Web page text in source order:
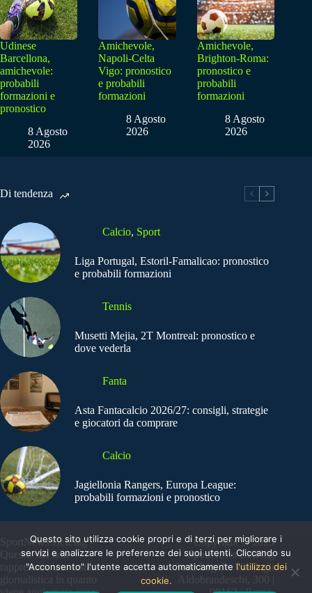
Udinese
Barcellona,
amichevole:
probabili
formazioni e
pronostico
8 Agosto
2026
Amichevole,
Napoli-Celta
Vigo: pronostico
e probabili
formazioni
8 Agosto
2026
Amichevole,
Brighton-Roma:
pronostico e
probabili
formazioni
8 Agosto
2026
Di tendenza
Calcio, Sport
Liga Portugal, Estoril-Famalicao: pronostico
e probabili formazioni
Tennis
Musetti Mejia, 2T Montreal: pronostico e
dove vederla
Fanta
Asta Fantacalcio 2026/27: consigli, strategie
e giocatori da comprare
Calcio
Jagiellonia Rangers, Europa League:
probabili formazioni e pronostico
SportNews.BetFlag -
Questo sito non
rappresenta una testata
giornalistica in quanto
Copyright © 2025
SportNews BetFlag
Sede Legale: Via degli
Aldobrandeschi, 300 |
Questo sito utilizza cookie propri e di terzi per migliorare i
servizi e analizzare le preferenze dei suoi utenti. Cliccando su
"Acconsento" l'utente accetta automaticamente l'utilizzo dei
cookie.